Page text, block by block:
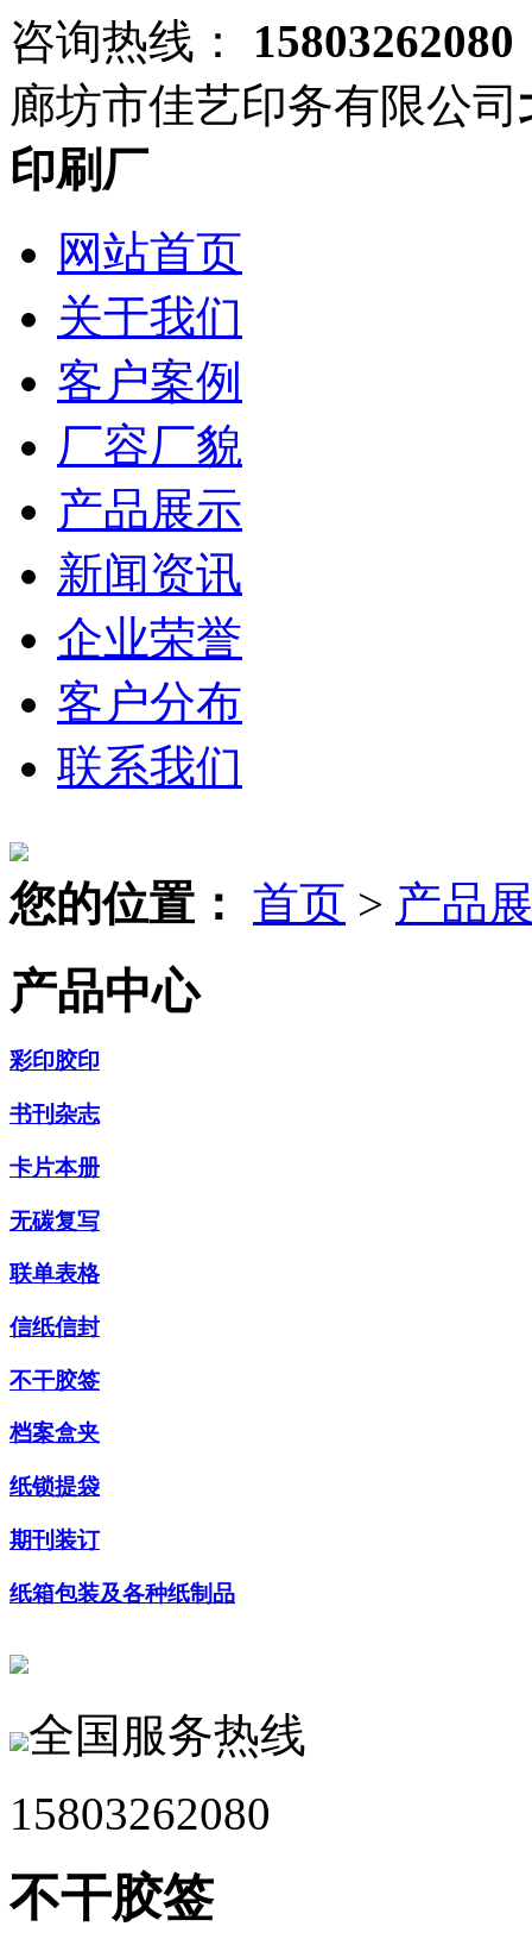
咨询热线：
15803262080
廊坊市佳艺印务有限公司
印刷厂
网站首页
关于我们
客户案例
厂容厂貌
产品展示
新闻资讯
企业荣誉
客户分布
联系我们
您的位置： 首页 > 产品
产品中心
彩印胶印
书刊杂志
卡片本册
无碳复写
联单表格
信纸信封
不干胶签
档案盒夹
纸锁提袋
期刊装订
纸箱包装及各种纸制品
全国服务热线
15803262080
不干胶签